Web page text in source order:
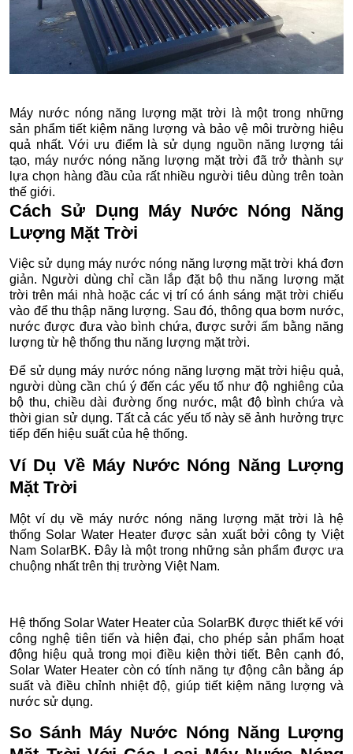
Máy nước nóng năng lượng mặt trời là một trong những
sản phẩm tiết kiệm năng lượng và bảo vệ môi trường hiệu
quả nhất. Với ưu điểm là sử dụng nguồn năng lượng tái
tạo, máy nước nóng năng lượng mặt trời đã trở thành sự
lựa chọn hàng đầu của rất nhiều người tiêu dùng trên toàn
thế giới.
Cách Sử Dụng Máy Nước Nóng Năng
Lượng Mặt Trời
Việc sử dụng máy nước nóng năng lượng mặt trời khá đơn
giản. Người dùng chỉ cần lắp đặt bộ thu năng lượng mặt
trời trên mái nhà hoặc các vị trí có ánh sáng mặt trời chiếu
vào để thu thập năng lượng. Sau đó, thông qua bơm nước,
nước được đưa vào bình chứa, được sưởi ấm bằng năng
lượng từ hệ thống thu năng lượng mặt trời.
Để sử dụng máy nước nóng năng lượng mặt trời hiệu quả,
người dùng cần chú ý đến các yếu tố như độ nghiêng của
bộ thu, chiều dài đường ống nước, mật độ bình chứa và
thời gian sử dụng. Tất cả các yếu tố này sẽ ảnh hưởng trực
tiếp đến hiệu suất của hệ thống.
Ví Dụ Về Máy Nước Nóng Năng Lượng
Mặt Trời
Một ví dụ về máy nước nóng năng lượng mặt trời là hệ
thống Solar Water Heater được sản xuất bởi công ty Việt
Nam SolarBK. Đây là một trong những sản phẩm được ưa
chuộng nhất trên thị trường Việt Nam.
Hệ thống Solar Water Heater của SolarBK được thiết kế với
công nghệ tiên tiến và hiện đại, cho phép sản phẩm hoạt
động hiệu quả trong mọi điều kiện thời tiết. Bên cạnh đó,
Solar Water Heater còn có tính năng tự động cân bằng áp
suất và điều chỉnh nhiệt độ, giúp tiết kiệm năng lượng và
nước sử dụng.
So Sánh Máy Nước Nóng Năng Lượng